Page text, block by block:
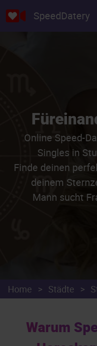
SpeedDatery
Online Speed-
Singles in
Finde deinen
deinem
Mann sucht
Home > Städte >
Warum